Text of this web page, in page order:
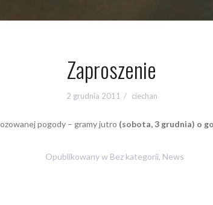
Zaproszenie
2 grudnia 2011 ciechan
pogody – gramy jutro (sobota, 3 grudnia) o
Opublikowany w Bez kategorii, News